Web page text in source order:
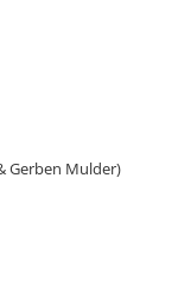
Gerben Mulder)